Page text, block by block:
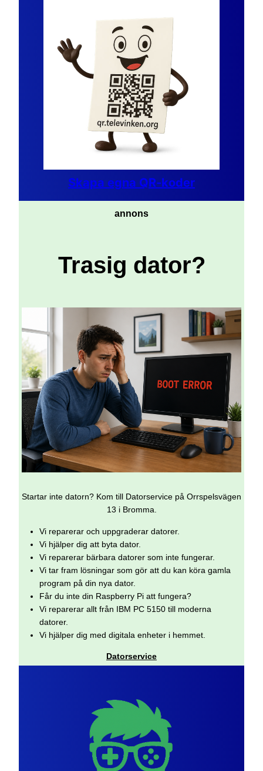
Skapa egna QR-koder
annons
Trasig dator?
Startar inte datorn? Kom till Datorservice på Orrspelsvägen
13 i Bromma.
Vi reparerar och uppgraderar datorer.
Vi hjälper dig att byta dator.
Vi reparerar bärbara datorer som inte fungerar.
Vi tar fram lösningar som gör att du kan köra gamla
program på din nya dator.
Får du inte din Raspberry Pi att fungera?
Vi reparerar allt från IBM PC 5150 till moderna
datorer.
Vi hjälper dig med digitala enheter i hemmet.
Datorservice